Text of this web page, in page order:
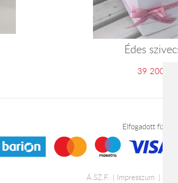
Édes
39 200 Ft-
Elfogadott
Á.SZ.F. Impresszum